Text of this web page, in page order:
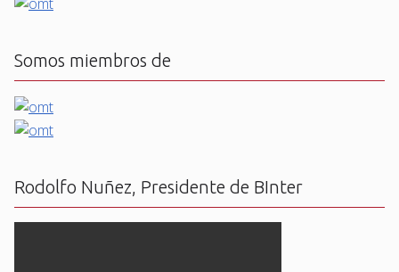
Somos miembros de
Rodolfo Nuñez, Presidente de BInter